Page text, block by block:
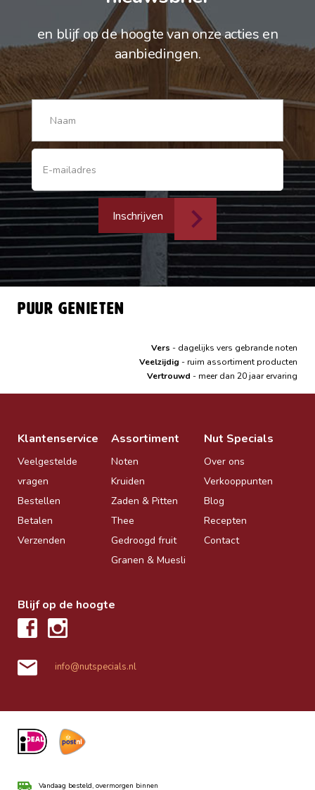
en blijf op de hoogte van onze acties en
aanbiedingen.
Inschrijven
Puur genieten
Vers - dagelijks vers gebrande noten
Veelzijdig - ruim assortiment producten
Vertrouwd - meer dan 20 jaar ervaring
Klantenservice
Veelgestelde
vragen
Bestellen
Betalen
Verzenden
Assortiment
Noten
Kruiden
Zaden & Pitten
Thee
Gedroogd fruit
Granen & Muesli
Nut Specials
Over ons
Verkooppunten
Blog
Recepten
Contact
Blijf op de hoogte
info@nutspecials.nl
Vandaag besteld, overmorgen binnen